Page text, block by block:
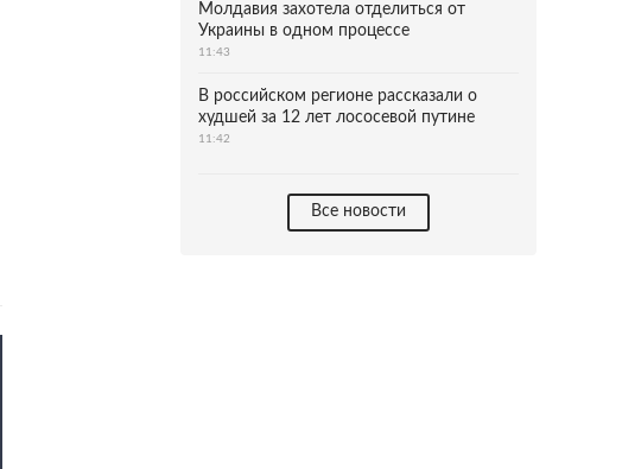
Молдавия захотела отделиться от
Украины в одном процессе
11:43
В российском регионе рассказали о
худшей за 12 лет лососевой путине
11:42
Все новости